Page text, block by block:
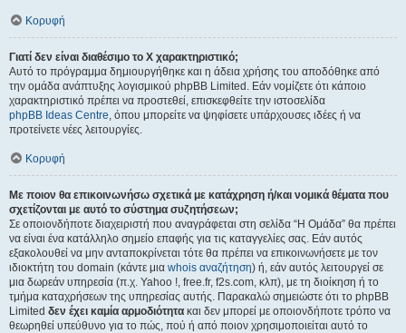
Κορυφή
Γιατί δεν είναι διαθέσιμο το Χ χαρακτηριστικό;
Αυτό το πρόγραμμα δημιουργήθηκε και η άδεια χρήσης του αποδόθηκε από
την ομάδα ανάπτυξης λογισμικού phpBB Limited. Εάν νομίζετε ότι κάποιο
χαρακτηριστικό πρέπει να προστεθεί, επισκεφθείτε την ιστοσελίδα
phpBB Ideas Centre, όπου μπορείτε να ψηφίσετε υπάρχουσες ιδέες ή να
προτείνετε νέες λειτουργίες.
Κορυφή
Με ποιον θα επικοινωνήσω σχετικά με κατάχρηση ή/και νομικά θέματα που
σχετίζονται με αυτό το σύστημα συζητήσεων;
Σε οποιονδήποτε διαχειριστή που αναγράφεται στη σελίδα “Η Ομάδα” θα πρέπει
να είναι ένα κατάλληλο σημείο επαφής για τις καταγγελίες σας. Εάν αυτός
εξακολουθεί να μην ανταποκρίνεται τότε θα πρέπει να επικοινωνήσετε με τον
ιδιοκτήτη του domain (κάντε μια whois αναζήτηση) ή, εάν αυτός λειτουργεί σε
μια δωρεάν υπηρεσία (π.χ. Yahoo !, free.fr, f2s.com, κλπ), με τη διοίκηση ή το
τμήμα καταχρήσεων της υπηρεσίας αυτής. Παρακαλώ σημειώστε ότι το phpBB
Limited δεν έχει καμία αρμοδιότητα και δεν μπορεί με οποιονδήποτε τρόπο να
θεωρηθεί υπεύθυνο για το πώς, πού ή από ποιον χρησιμοποιείται αυτό το